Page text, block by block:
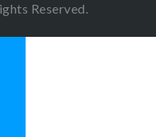
Reserved.